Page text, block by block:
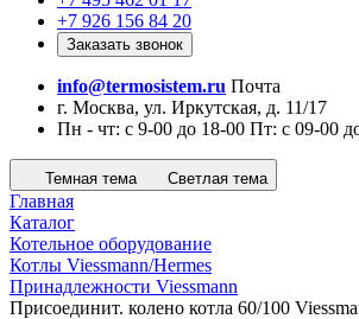
+7 926 156 84 20
Заказать звонок
info@termosistem.ru Почта
г. Москва, ул. Иркутская, д. 11/17
Пн - чт: с 9-00 до 18-00 Пт: с 09-00
Темная тема Светлая тема
Главная
Каталог
Котельное оборудование
Котлы Viessmann/Hermes
Принадлежности Viessmann
Присоединит. колено котла 60/100